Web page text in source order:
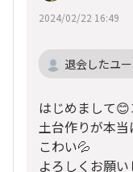
2024/02/22 16:49
退会したユ
はじめまして
土台作りが本
こわい💦
よろしくお願い